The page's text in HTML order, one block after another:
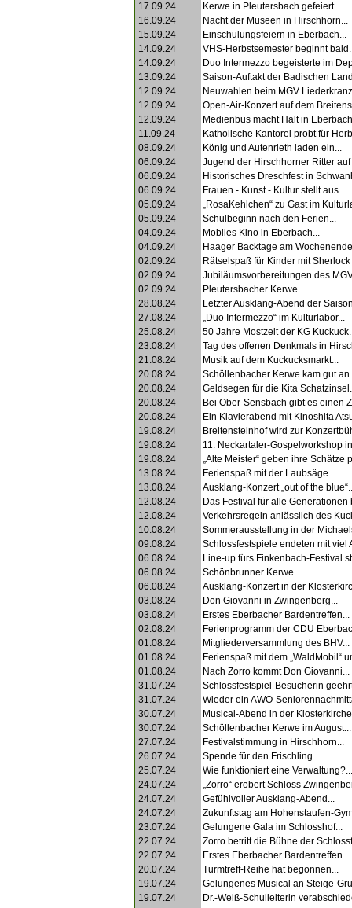
17.09.24
Kerwe in Pleutersbach gefeiert...
16.09.24
Nacht der Museen in Hirschhorn...
15.09.24
Einschulungsfeiern in Eberbach...
14.09.24
VHS-Herbstsemester beginnt
14.09.24
Duo Intermezzo begeisterte im
13.09.24
Saison-Auftakt der Badischen
12.09.24
Neuwahlen beim MGV
12.09.24
Open-Air-Konzert auf dem
12.09.24
Medienbus macht Halt in
11.09.24
Katholische Kantorei probt für
08.09.24
König und Autenrieth laden ein...
06.09.24
Jugend der Hirschhorner Ritter auf
06.09.24
Historisches Dreschfest in
06.09.24
Frauen - Kunst - Kultur stellt aus...
05.09.24
„RosaKehlchen“ zu Gast im
05.09.24
Schulbeginn nach den Ferien...
04.09.24
Mobiles Kino in Eberbach...
04.09.24
Haager Backtage am
02.09.24
Rätselspaß für Kinder mit
02.09.24
Jubiläumsvorbereitungen des
02.09.24
Pleutersbacher Kerwe...
28.08.24
Letzter Ausklang-Abend der
27.08.24
„Duo Intermezzo“ im Kulturlabor...
25.08.24
50 Jahre Mostzelt der KG
23.08.24
Tag des offenen Denkmals in
21.08.24
Musik auf dem Kuckucksmarkt...
20.08.24
Schöllenbacher Kerwe kam gut
20.08.24
Geldsegen für die Kita
20.08.24
Bei Ober-Sensbach gibt es einen
20.08.24
Ein Klavierabend mit Kinoshita
19.08.24
Breitensteinhof wird zur
19.08.24
11. Neckartaler-Gospelworkshop
19.08.24
„Alte Meister“ geben ihre Schätze
13.08.24
Ferienspaß mit der Laubsäge...
13.08.24
Ausklang-Konzert „out of the
12.08.24
Das Festival für alle Generationen
12.08.24
Verkehrsregeln anlässlich des
10.08.24
Sommerausstellung in der
09.08.24
Schlossfestspiele endeten mit viel
06.08.24
Line-up fürs Finkenbach-Festival
06.08.24
Schönbrunner Kerwe...
06.08.24
Ausklang-Konzert in der
03.08.24
Don Giovanni in Zwingenberg...
03.08.24
Erstes Eberbacher Bardentreffen...
02.08.24
Ferienprogramm der CDU
01.08.24
Mitgliederversammlung des BHV...
01.08.24
Ferienspaß mit dem „WaldMobil“
01.08.24
Nach Zorro kommt Don Giovanni...
31.07.24
Schlossfestspiel-Besucherin
31.07.24
Wieder ein AWO-
30.07.24
Musical-Abend in der
30.07.24
Schöllenbacher Kerwe im August...
27.07.24
Festivalstimmung in Hirschhorn...
26.07.24
Spende für den Frischling...
25.07.24
Wie funktioniert eine Verwaltung?...
24.07.24
„Zorro“ erobert Schloss
24.07.24
Gefühlvoller Ausklang-Abend...
24.07.24
Zukunftstag am Hohenstaufen-
23.07.24
Gelungene Gala im Schlosshof...
22.07.24
Zorro betritt die Bühne der
22.07.24
Erstes Eberbacher Bardentreffen...
20.07.24
Turmtreff-Reihe hat begonnen...
19.07.24
Gelungenes Musical an Steige-
19.07.24
Dr.-Weiß-Schulleiterin